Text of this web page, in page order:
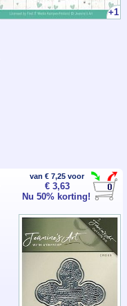
+1
van € 7,25 voor
€ 3,63
Nu 50% korting!